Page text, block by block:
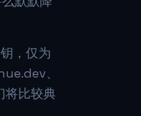
，仅为
、
将比较典